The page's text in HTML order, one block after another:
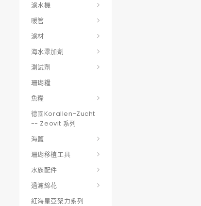
濾水機
暖管
濾材
海水潻加劑
測試劑
珊瑚糧
魚糧
德國korallen-Zucht
-- Zeovit 系列
海鹽
珊瑚移植工具
水族配件
過濾綿花
紅海星亞架力系列